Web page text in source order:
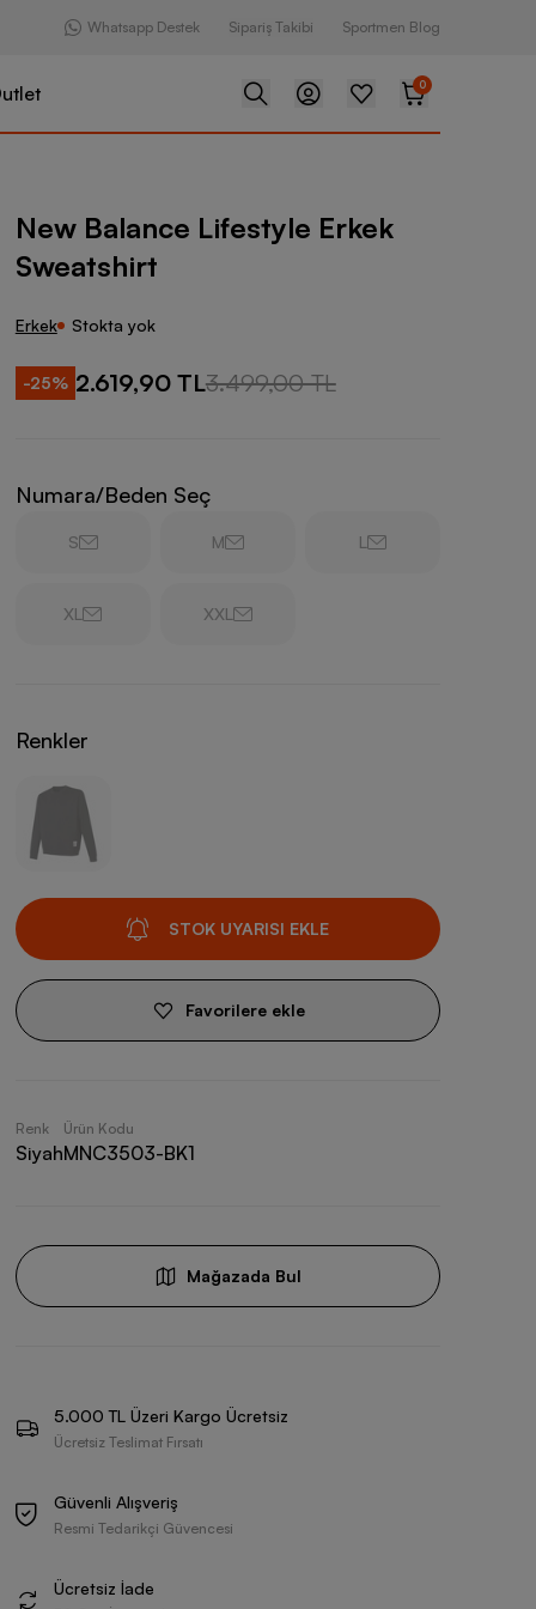
Whatsapp Destek Sipariş Takibi Sportmen Blog
0
Lifestyle Erkek Sweatshirt
New Balance Lifestyle Erkek
Sweatshirt
Erkek Stokta yok
-25% 2.619,90 TL3.499,00 TL
Numara/Beden Seç
S M L
XL XXL
Renkler
STOK UYARISI EKLE
Favorilere ekle
Renk
Siyah
Ürün Kodu
MNC3503-BK1
Mağazada Bul
5.000 TL Üzeri Kargo Ücretsiz
Ücretsiz Teslimat Fırsatı
Güvenli Alışveriş
Resmi Tedarikçi Güvencesi
Ücretsiz İade